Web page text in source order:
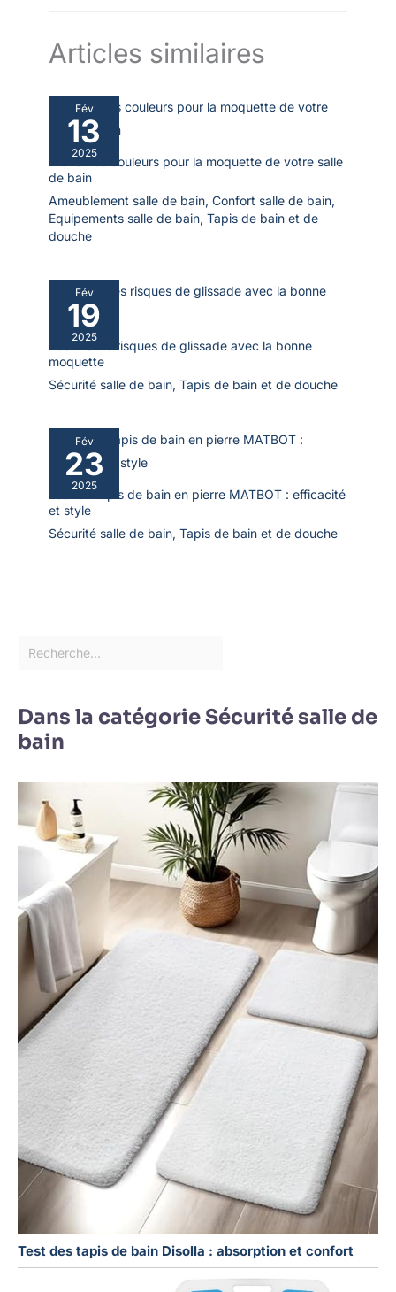
appuyez dessus pour vous
assurer que la ventouse est
glisser.
standard, Grand (44.5x86cm)
pour grands espaces (lavabos
Articles similaires
Fév
13
2025
Meilleures couleurs pour la moquette de votre salle
de bain
Ameublement salle de bain, Confort salle de bain,
Equipements salle de bain, Tapis de bain et de
douche
Fév
19
2025
Réduire les risques de glissade avec la bonne
moquette
Sécurité salle de bain, Tapis de bain et de douche
Fév
23
2025
Test du tapis de bain en pierre MATBOT : efficacité
et style
Sécurité salle de bain, Tapis de bain et de douche
Dans la catégorie Sécurité salle de
bain
Test des tapis de bain Disolla : absorption et confort